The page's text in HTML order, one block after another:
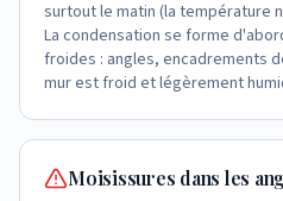
surtout le matin (la température
La condensation se forme
froides : angles, encadrements
mur est froid et légèrement
Moisissures dans les